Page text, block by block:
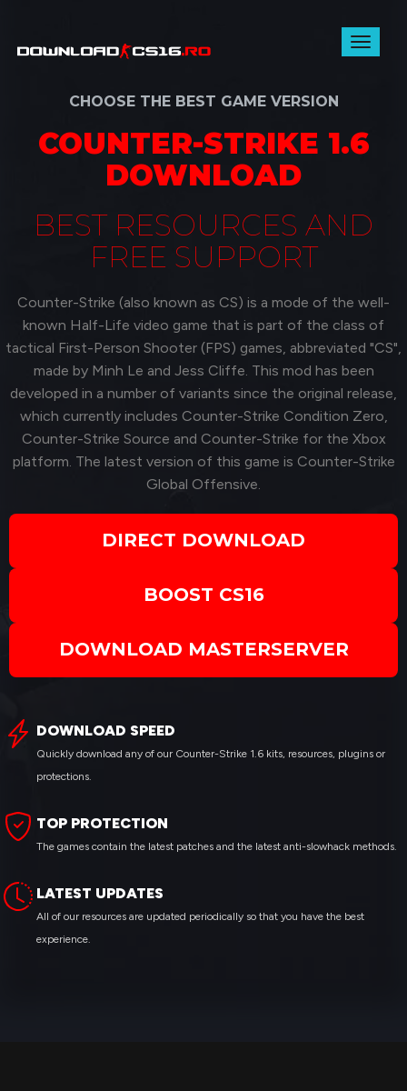
Toggle
CHOOSE THE BEST GAME VERSION
COUNTER-STRIKE 1.6
DOWNLOAD
BEST RESOURCES AND
FREE SUPPORT
Counter-Strike (also known as CS) is a mode of the well-
known Half-Life video game that is part of the class of
tactical First-Person Shooter (FPS) games, abbreviated "CS",
made by Minh Le and Jess Cliffe. This mod has been
developed in a number of variants since the original release,
which currently includes Counter-Strike Condition Zero,
Counter-Strike Source and Counter-Strike for the Xbox
platform. The latest version of this game is Counter-Strike
Global Offensive.
DIRECT DOWNLOAD
BOOST CS16
DOWNLOAD MASTERSERVER
DOWNLOAD SPEED
Quickly download any of our Counter-Strike 1.6 kits, resources, plugins or
protections.
TOP PROTECTION
The games contain the latest patches and the latest anti-slowhack methods.
LATEST UPDATES
All of our resources are updated periodically so that you have the best
experience.